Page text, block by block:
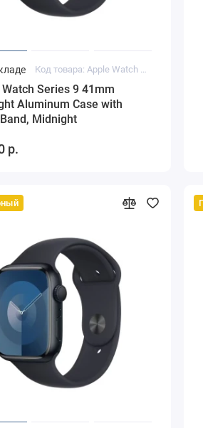
Код товара: Apple Watch Series 9 41mm Midnight Aluminum Case
Series 9 41mm
Aluminum Case with
Midnight
р.